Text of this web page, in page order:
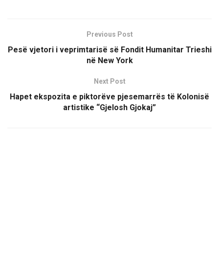
Previous Post
Pesë vjetori i veprimtarisë së Fondit Humanitar Trieshi
në New York
Next Post
Hapet ekspozita e piktorëve pjesemarrës të Kolonisë
artistike “Gjelosh Gjokaj”